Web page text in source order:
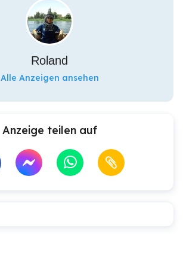
Roland
Alle Anzeigen ansehen
Anzeige teilen auf